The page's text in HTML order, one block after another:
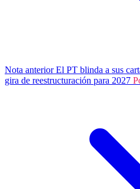
Nota anteriorEl PT blinda a sus
gira de reestructuración para 2027